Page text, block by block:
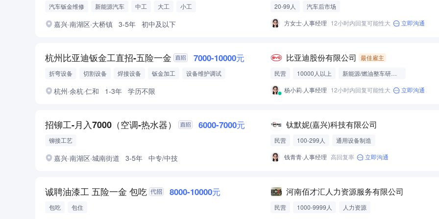
汽车钣金维修 新能源汽车 中工 大工
小工
嘉兴·南湖区·大桥镇 3-5年 初中及以下
20-99人
汽车后市场
方女士·人事经理 12小时内回复可能性大 立即沟通
杭州比亚迪钣金工直招-五险一金 7000-10000元
折弯设备 切割设备 焊接设备 钣金加工
设备维护调试
杭州·余杭·仁和 1-3年 学历不限
比亚迪股份有限公司 最佳雇主
民营
10000人以上
新能源/燃油整车研发制造
杨小莉·人事经理 12小时内回复可能性大 立即沟通
招铆工-月入7000（空调-热水器） 6000-7000元
铆接工艺
嘉兴·南湖区·城南街道 3-5年 中专/中技
钛默妮(嘉兴)科技有限公司
民营 100-299人
通用设备制造
钱青青·人事经理 高回复率 立即沟通
诚聘油漆工 五险一金 包吃 8000-10000元
包吃 包住
河南佰才汇人力资源服务有限公司
民营 1000-9999人 人力资源